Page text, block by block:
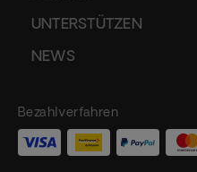
UNTERSTÜTZEN
NEWS
Bezahlverfahren